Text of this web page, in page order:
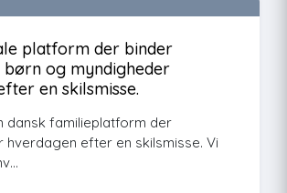
platform der binder
og myndigheder
en skilsmisse.
dansk familieplatform der
hverdagen efter en skilsmisse. Vi